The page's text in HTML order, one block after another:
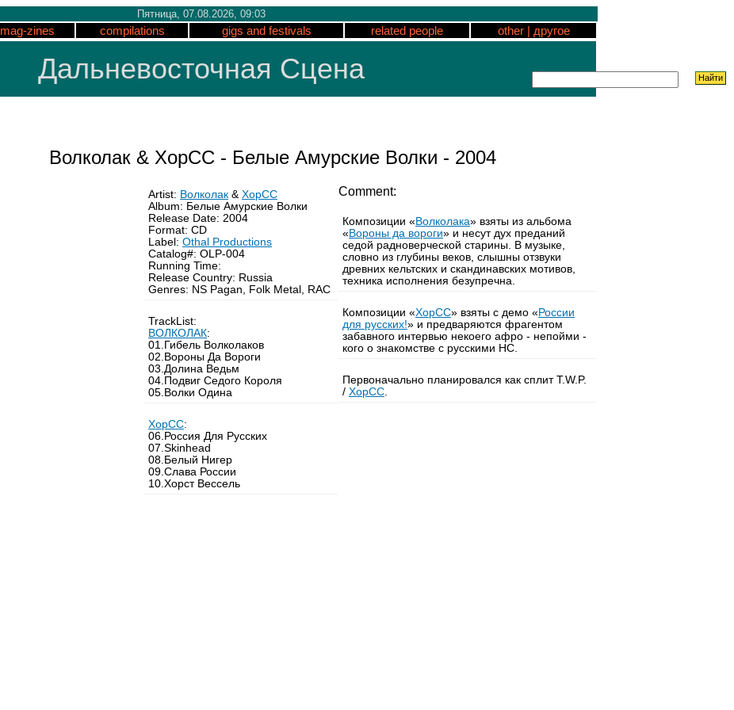
Пятница, 07.08.2026, 09:03
mag-zines compilations gigs and festivals related people other | другое
Дальневосточная Сцена
Волколак & ХорСС - Белые Амурские Волки - 2004
Artist: Волколак & ХорСС
Album: Белые Амурские Волки
Release Date: 2004
Format: CD
Label: Othal Productions
Catalog#: OLP-004
Running Time:
Release Country: Russia
Genres: NS Pagan, Folk Metal, RAC
TrackList:
ВОЛКОЛАК:
01.Гибель Волколаков
02.Вороны Да Вороги
03.Долина Ведьм
04.Подвиг Седого Короля
05.Волки Одина
ХорСС:
06.Россия Для Русских
07.Skinhead
08.Белый Нигер
09.Слава России
10.Хорст Вессель
Comment:
Композиции «Волколака» взяты из альбома
«Вороны да вороги» и несут дух преданий
седой радноверческой старины. В музыке,
словно из глубины веков, слышны отзвуки
древних кельтских и скандинавских мотивов,
техника исполнения безупречна.
Композиции «ХорСС» взяты с демо «России
для русских!» и предваряются фрагентом
забавного интервью некоего афро - непойми -
кого о знакомстве с русскими НС.
Первоначально планировался как сплит T.W.P.
/ ХорСС